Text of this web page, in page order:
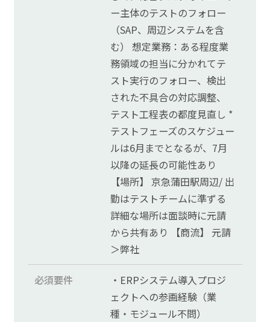
ー主体のテストのフォロー
（SAP、周辺システムを含
む） 想定業務：ある程度業
務領域の担当に分かれてテ
スト実行のフォロー、検出
された不具合の対応調整、
テスト工程表の都度見直し *
テストフェーズのスケジュー
ルは6月までとなるが、7月
以降の延長の可能性あり
【場所】 京急蒲田駅周辺/ 出
勤はテストチームに準ずる
詳細な場所は面談時に元請
から共有あり 【商流】 元請
＞弊社
必須要件
・ERPシステム導入プロジ
ェクトへの参画経験（業
種・モジュール不問）